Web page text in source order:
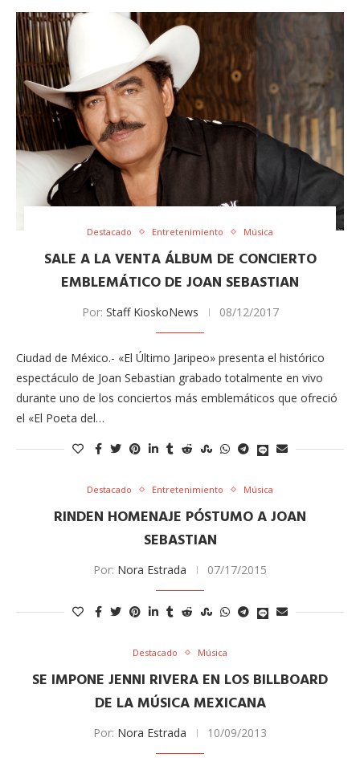
Destacado Entretenimiento Música
SALE A LA VENTA ÁLBUM DE CONCIERTO
EMBLEMÁTICO DE JOAN SEBASTIAN
Por: Staff KioskoNews 08/12/2017
Ciudad de México.- «El Último Jaripeo» presenta el histórico
espectáculo de Joan Sebastian grabado totalmente en vivo
durante uno de los conciertos más emblemáticos que ofreció
el «El Poeta del…
Destacado Entretenimiento Música
RINDEN HOMENAJE PÓSTUMO A JOAN
SEBASTIAN
Por: Nora Estrada 07/17/2015
Destacado Música
SE IMPONE JENNI RIVERA EN LOS BILLBOARD
DE LA MÚSICA MEXICANA
Por: Nora Estrada 10/09/2013